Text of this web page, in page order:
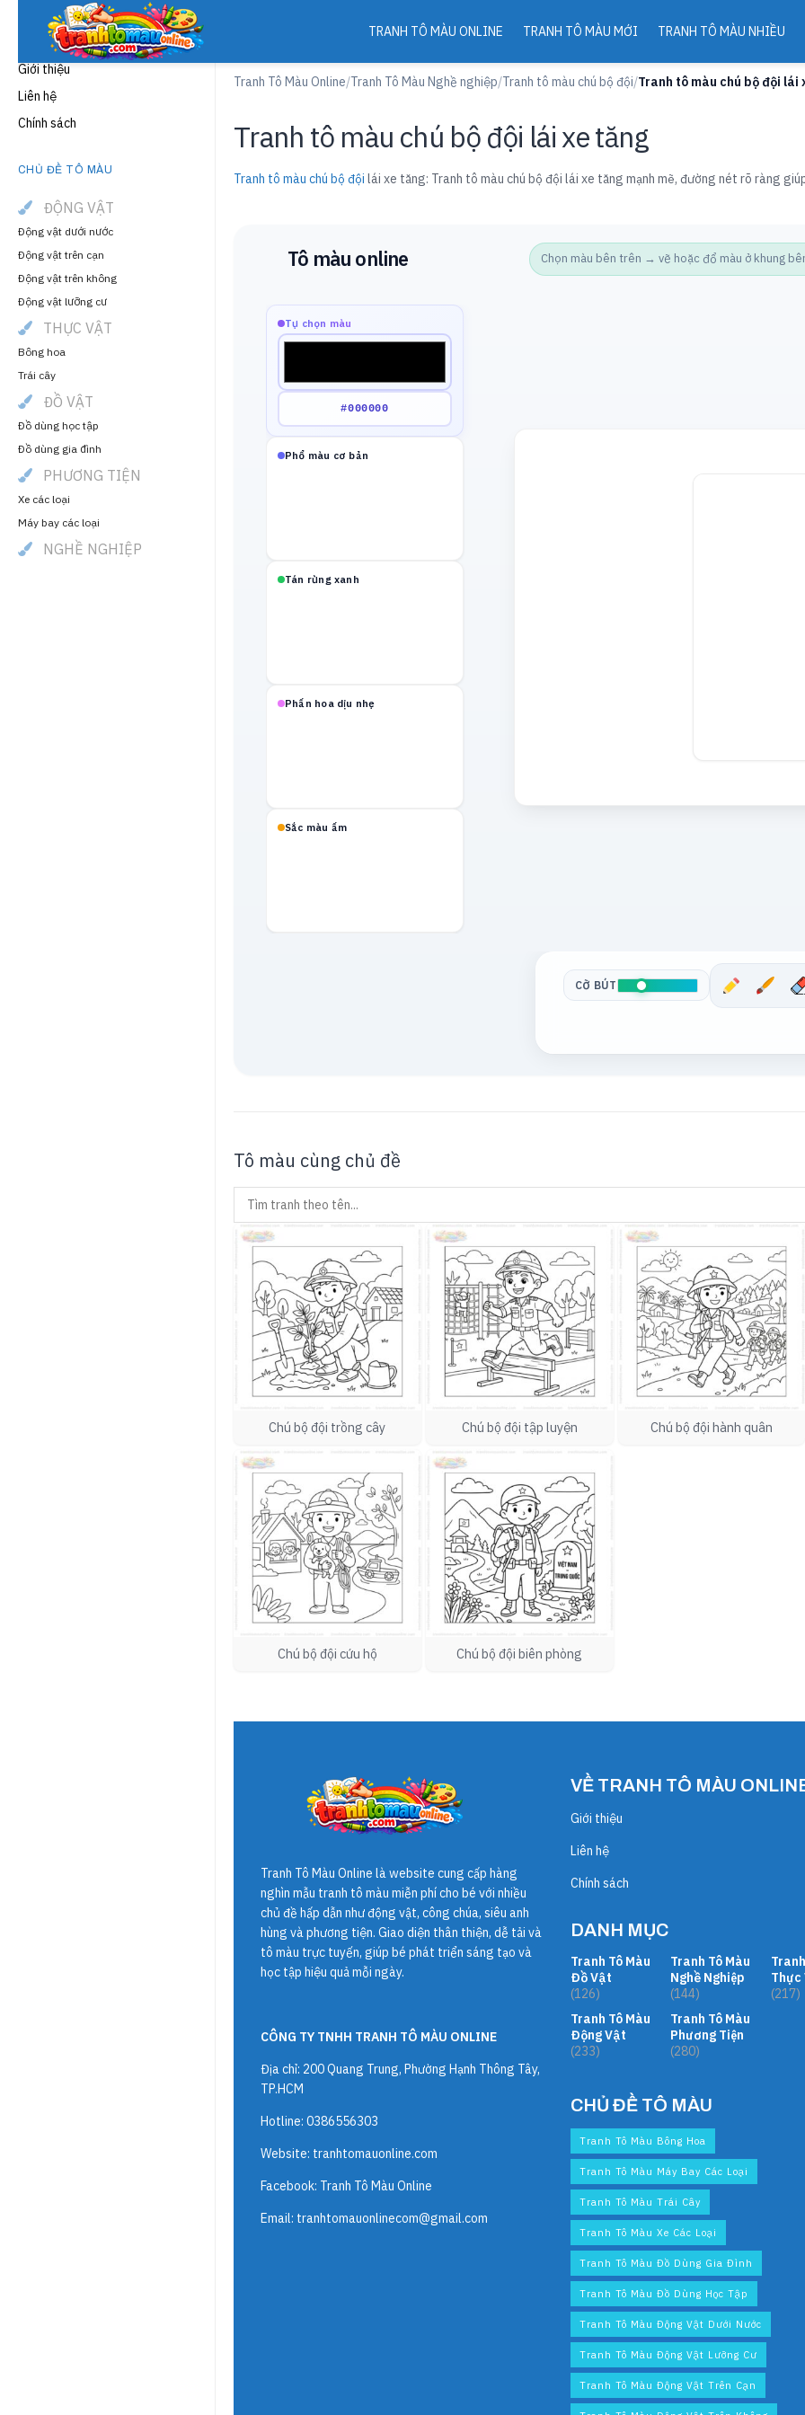
THÔNG TIN
Giới thiệu
Liên hệ
Chính sách
CHỦ ĐỀ TÔ MÀU
ĐỘNG VẬT
Động vật dưới nước
Động vật trên cạn
Động vật trên không
Động vật lưỡng cư
THỰC VẬT
Bông hoa
Trái cây
ĐỒ VẬT
Đồ dùng học tập
Đồ dùng gia đình
PHƯƠNG TIỆN
Xe các loại
Máy bay các loại
NGHỀ NGHIỆP
TRANH TÔ MÀU ONLINE TRANH TÔ MÀU MỚI TRANH TÔ MÀU NHIỀU
Tranh Tô Màu Online/Tranh Tô Màu Nghề nghiệp/Tranh tô màu chú bộ đội/Tranh tô màu chú bộ đội lái
Tranh tô màu chú bộ đội lái xe tăng
Tranh tô màu chú bộ đội lái xe tăng: Tranh tô màu chú bộ đội lái xe tăng mạnh mẽ, đường nét rõ ràng
Tô màu online Chọn màu bên trên → vẽ hoặc đổ màu ở khung
Tự chọn màu
Phổ màu cơ bản
Tán rừng xanh
Phấn hoa dịu nhẹ
Sắc màu ấm
CỠ BÚT
Tô màu cùng chủ đề
Chú bộ đội trồng cây Chú bộ đội tập luyện Chú bộ đội hành quân
Chú bộ đội cứu hộ Chú bộ đội biên phòng
Tranh Tô Màu Online là website cung cấp hàng
nghìn mẫu tranh tô màu miễn phí cho bé với nhiều
chủ đề hấp dẫn như động vật, công chúa, siêu anh
hùng và phương tiện. Giao diện thân thiện, dễ tải và
tô màu trực tuyến, giúp bé phát triển sáng tạo và
học tập hiệu quả mỗi ngày.
CÔNG TY TNHH TRANH TÔ MÀU ONLINE
Địa chỉ: 200 Quang Trung, Phường Hạnh Thông Tây,
TP.HCM
Hotline: 0386556303
Website: tranhtomauonline.com
Facebook: Tranh Tô Màu Online
Email: tranhtomauonlinecom@gmail.com
VỀ TRANH TÔ MÀU
Giới thiệu
Liên hệ
Chính sách
DANH MỤC
Tranh Tô Màu
Đồ Vật
(126)
Tranh Tô Màu
Động Vật
(233)
Tranh Tô Màu
Nghề Nghiệp
(144)
Tranh Tô Màu
Phương Tiện
(280)
Thực
(217)
CHỦ ĐỀ TÔ MÀU
Tranh Tô Màu Bông Hoa
Tranh Tô Màu Máy Bay Các Loại
Tranh Tô Màu Trái Cây
Tranh Tô Màu Xe Các Loại
Tranh Tô Màu Đồ Dùng Gia Đình
Tranh Tô Màu Đồ Dùng Học Tập
Tranh Tô Màu Động Vật Dưới Nước
Tranh Tô Màu Động Vật Lưỡng Cư
Tranh Tô Màu Động Vật Trên Cạn